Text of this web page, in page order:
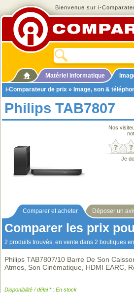
Bienvenue sur i-
Matériel informatique
i-Comparateur de prix » Image, son &
Philips TAB7807
Nos
Je
Comparer et acheter Déposer un
Comparer les prix
2 produits trouvés, en vente dans 2 boutiques
Philips TAB7807/10 Barre De Son
Atmos, Son Cinématique, HDMI EARC,
Disponibilité / délai * : En stock